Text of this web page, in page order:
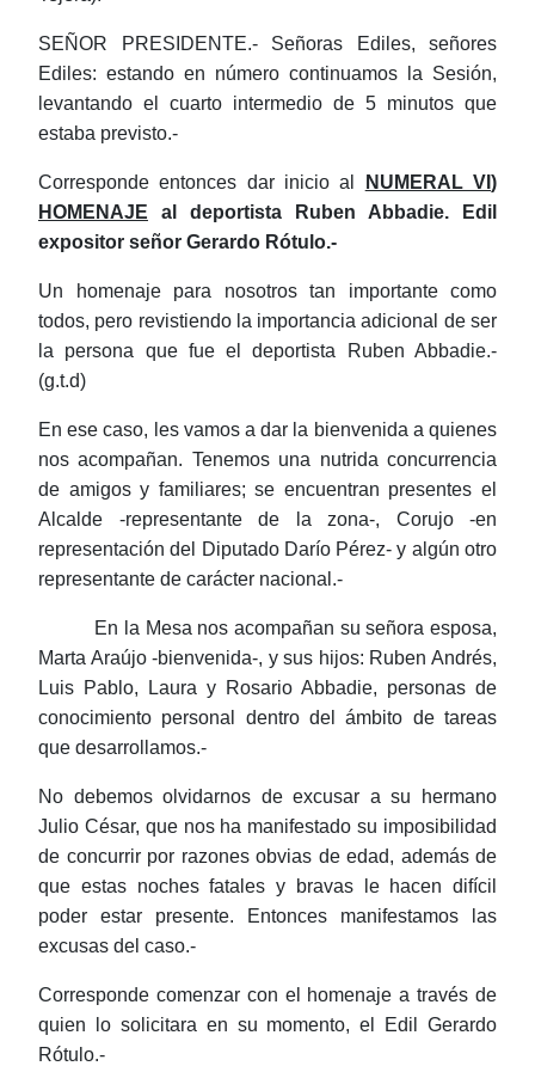
SEÑOR PRESIDENTE.- Señoras Ediles, señores
Ediles: estando en número continuamos la Sesión,
levantando el cuarto intermedio de 5 minutos que
estaba previsto.-
Corresponde entonces dar inicio al NUMERAL VI)
HOMENAJE al deportista Ruben Abbadie. Edil
expositor señor Gerardo Rótulo.-
Un homenaje para nosotros tan importante como
todos, pero revistiendo la importancia adicional de ser
la persona que fue el deportista Ruben Abbadie.-
(g.t.d)
En ese caso, les vamos a dar la bienvenida a quienes
nos acompañan. Tenemos una nutrida concurrencia
de amigos y familiares; se encuentran presentes el
Alcalde -representante de la zona-, Corujo -en
representación del Diputado Darío Pérez- y algún otro
representante de carácter nacional.-
En la Mesa nos acompañan su señora esposa,
Marta Araújo -bienvenida-, y sus hijos: Ruben Andrés,
Luis Pablo, Laura y Rosario Abbadie, personas de
conocimiento personal dentro del ámbito de tareas
que desarrollamos.-
No debemos olvidarnos de excusar a su hermano
Julio César, que nos ha manifestado su imposibilidad
de concurrir por razones obvias de edad, además de
que estas noches fatales y bravas le hacen difícil
poder estar presente. Entonces manifestamos las
excusas del caso.-
Corresponde comenzar con el homenaje a través de
quien lo solicitara en su momento, el Edil Gerardo
Rótulo.-